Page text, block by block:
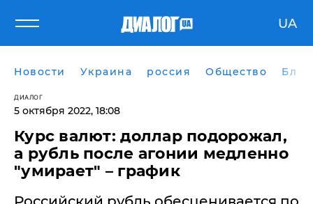
UA
Новости Украина россия Общество
ДИАЛОГ
5 октября 2022, 18:08
Курс валют: доллар подорожал,
а рубль после агонии медленно
"умирает" – график